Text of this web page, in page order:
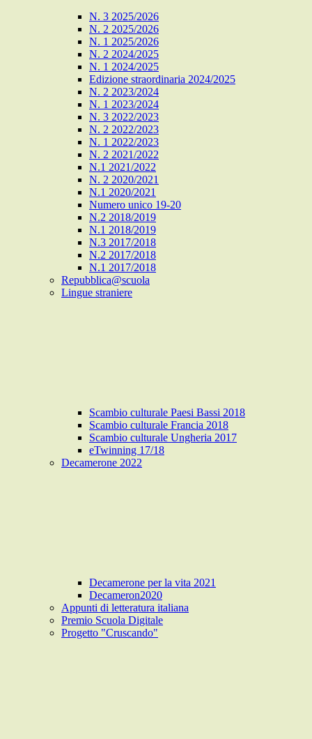
N. 3 2025/2026
N. 2 2025/2026
N. 1 2025/2026
N. 2 2024/2025
N. 1 2024/2025
Edizione straordinaria 2024/2025
N. 2 2023/2024
N. 1 2023/2024
N. 3 2022/2023
N. 2 2022/2023
N. 1 2022/2023
N. 2 2021/2022
N.1 2021/2022
N. 2 2020/2021
N.1 2020/2021
Numero unico 19-20
N.2 2018/2019
N.1 2018/2019
N.3 2017/2018
N.2 2017/2018
N.1 2017/2018
Repubblica@scuola
Lingue straniere
Scambio culturale Paesi Bassi 2018
Scambio culturale Francia 2018
Scambio culturale Ungheria 2017
eTwinning 17/18
Decamerone 2022
Decamerone per la vita 2021
Decameron2020
Appunti di letteratura italiana
Premio Scuola Digitale
Progetto "Cruscando"